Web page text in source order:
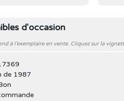
d'occasion
à l'exemplaire en vente. Cliquez sur la
de 1987